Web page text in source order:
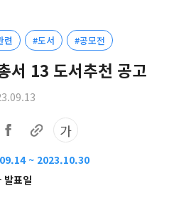
련 #도서 #공모전
서 13 도서추천 공고
가
~ 2023.10.30
발표일